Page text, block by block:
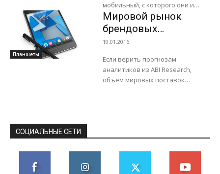
мобильный, с которого они и
оплачивают свои счета. На фото
– один...
Планшеты
Мировой рынок
брендовых
планшетов
млрд долл.
19.01.2016
Если верить прогнозам
аналитиков из ABI Research,
объем мировых поставок
СОЦИАЛЬНЫЕ СЕТИ